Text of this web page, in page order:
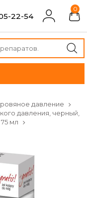
22-54
0
давление
давления, черный,
мл